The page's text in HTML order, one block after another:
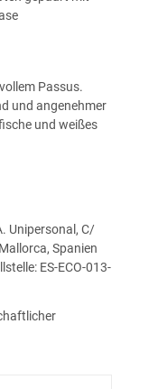
Passus.
und angenehmer
und weißes
Unipersonal, C/
Spanien
ES-ECO-013-